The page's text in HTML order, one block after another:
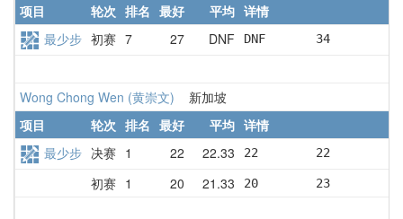
项目
轮次 排名 最好 平均 详情
最少步 初赛 7 27 DNF DNF       34        27
Wong Chong Wen (黄崇文) 新加坡
项目
轮次 排名 最好 平均 详情
最少步 决赛 1 22 22.33 22        22        23
初赛 1 20 21.33 20        23        21